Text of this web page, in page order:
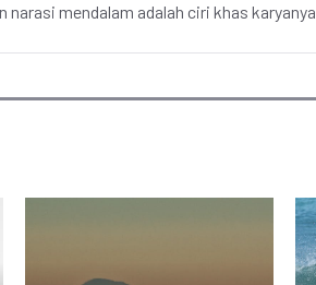
narasi mendalam adalah ciri khas karyanya